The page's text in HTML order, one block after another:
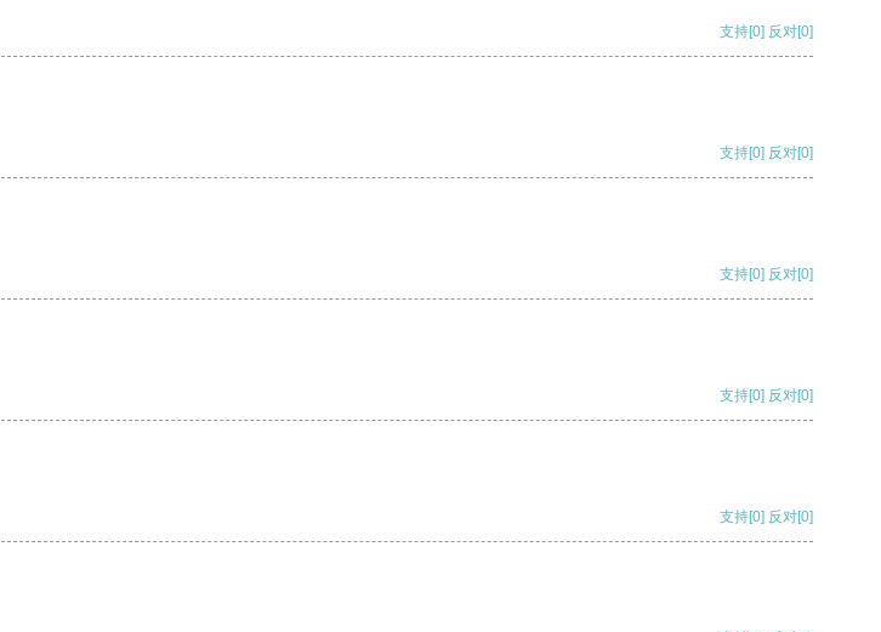
支持[0] 反对[0]
支持[0] 反对[0]
支持[0] 反对[0]
支持[0] 反对[0]
支持[0] 反对[0]